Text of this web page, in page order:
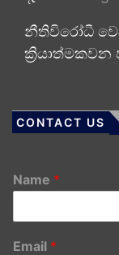
නීතිවිරෝධී
ක්‍රියාත්මකවන
CONTACT US
Name *
Email *